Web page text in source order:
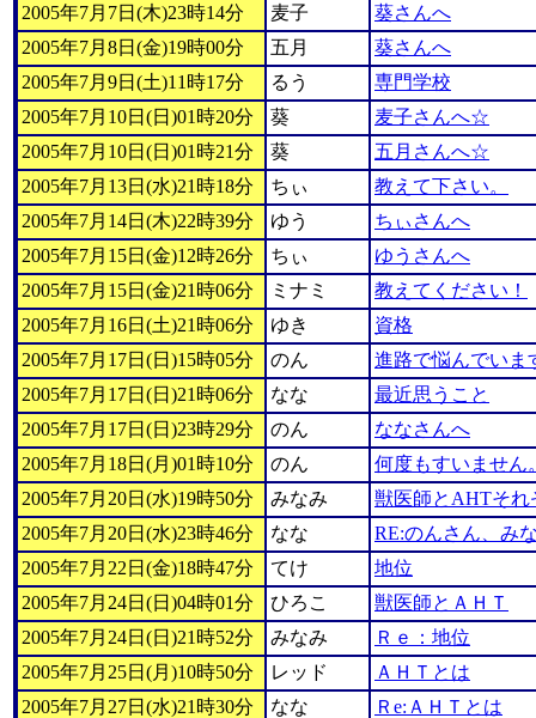
2005年7月7日(木)23時14分
麦子
葵さんへ
2005年7月8日(金)19時00分
五月
葵さんへ
2005年7月9日(土)11時17分
るう
専門学校
2005年7月10日(日)01時20分
葵
麦子さんへ☆
2005年7月10日(日)01時21分
葵
五月さんへ☆
2005年7月13日(水)21時18分
ちぃ
教えて下さい。
2005年7月14日(木)22時39分
ゆう
ちぃさんへ
2005年7月15日(金)12時26分
ちぃ
ゆうさんへ
2005年7月15日(金)21時06分
ミナミ
教えてください！
2005年7月16日(土)21時06分
ゆき
資格
2005年7月17日(日)15時05分
のん
進路で悩んでいま
2005年7月17日(日)21時06分
なな
最近思うこと
2005年7月17日(日)23時29分
のん
ななさんへ
2005年7月18日(月)01時10分
のん
何度もすいません
2005年7月20日(水)19時50分
みなみ
獣医師とAHTそれ
2005年7月20日(水)23時46分
なな
RE:のんさん、み
2005年7月22日(金)18時47分
てけ
地位
2005年7月24日(日)04時01分
ひろこ
獣医師とＡＨＴ
2005年7月24日(日)21時52分
みなみ
Ｒｅ：地位
2005年7月25日(月)10時50分
レッド
ＡＨＴとは
2005年7月27日(水)21時30分
なな
Ｒe:ＡＨＴとは